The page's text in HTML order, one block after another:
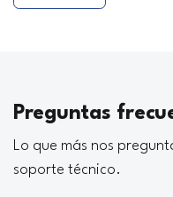
Preguntas
Lo que más nos
soporte técnico.